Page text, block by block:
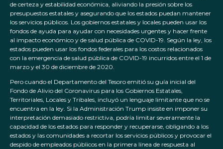
de certeza y estabilidad económica, aliviando la presión sobre los
presupuestos estatales y asegurando que los estados puedan mantener
los servicios públicos. Los gobiernos estatales y locales pueden usar los
fondos de ayuda para ayudar con necesidades urgentes y hacer frente
al impacto económico y de salud pública de COVID-19. Según la ley, los
estados pueden usar los fondos federales para los costos relacionados
con la emergencia de salud pública de COVID-19 incurridos entre el 1 de
marzo y el 30 de diciembre de 2020.
Pero cuando el Departamento del Tesoro emitió su guía inicial del
Fondo de Alivio del Coronavirus para los Gobiernos Estatales,
Territoriales, Locales y Tribales, incluyó un lenguaje limitante que no se
encuentra en la ley. Si la Administración Trump insiste en imponer su
interpretación demasiado restrictiva, podría limitar severamente la
capacidad de los estados para responder y recuperarse, obligando a los
estados y las comunidades a recortar los servicios públicos y provocar el
despido de empleados públicos en la primera línea de respuesta al